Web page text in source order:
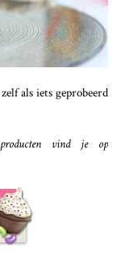
als iets geprobeerd
vind je op